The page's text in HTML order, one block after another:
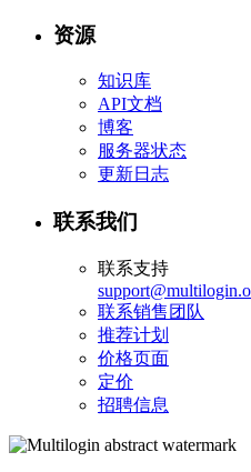
资源
知识库
API文档
博客
服务器状态
更新日志
联系我们
联系支持
联系销售团队
推荐计划
价格页面
定价
招聘信息